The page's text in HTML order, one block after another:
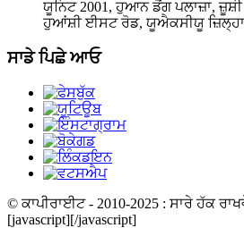
ਯੂਨਿਟ 2001, ਹੁਆਨ ਡੋਂਗ ਪਲਾਜ਼ਾ,
ਹੁਆਂਸ਼ੀ ਈਸਟ ਰੋਡ, ਯੂਐਕਸੀਯੂ
ਸਾਡੇ ਪਿਛੇ ਆਓ
© ਕਾਪੀਰਾਈਟ - 2010-2025 : ਸਾਰੇ ਹੱਕ
[javascript][/javascript]